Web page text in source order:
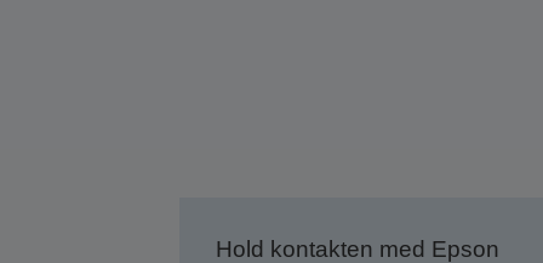
Hold kontakten med Epson